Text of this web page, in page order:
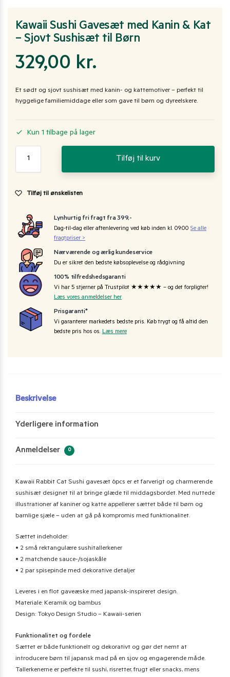
Kawaii Sushi Gavesæt med Kanin & Kat
– Sjovt Sushisæt til Børn
329,00 kr.
Et sødt og sjovt sushisæt med kanin- og kattemotiver – perfekt til
hyggelige familiemiddage eller som gave til børn og dyreelskere.
Kun 1 tilbage på lager
Tilføj til kurv
Tilføj til ønskelisten
Lynhurtig fri fragt fra 399,-
Dag-til-dag eller aftenlevering ved køb inden kl. 09:00 Se alle
fragtpriser >
Nærværende og ærlig kundeservice
Du er sikret den bedste købsoplevelse og rådgivning
100% tilfredshedsgaranti
Vi har 5 stjerner på Trustpilot ★★★★★ – og det forpligter!
Læs vores anmeldelser her
Prisgaranti*
Vi garanterer markedets bedste pris. Køb trygt og få altid den
bedste pris hos os. Læs mere
Beskrivelse
Yderligere information
Anmeldelser 0
Kawaii Rabbit Cat Sushi gavesæt 6pcs er et farverigt og charmerende
sushisæt designet til at bringe glæde til middagsbordet. Med nuttede
illustrationer af kaniner og katte appellerer sættet både til børn og
barnlige sjæle – uden at gå på kompromis med funktionalitet.
Sættet indeholder:
• 2 små rektangulære sushitallerkener
• 2 matchende sauce-/sojaskåle
• 2 par spisepinde med dekorative detaljer
Leveres i en flot gaveæske med japansk-inspireret design.
Materiale: Keramik og bambus
Design: Tokyo Design Studio – Kawaii-serien
Funktionalitet og fordele
Sættet er både funktionelt og dekorativt og gør det nemt at
introducere børn til japansk mad på en sjov og engagerende måde.
Tallerkenerne er perfekte til sushi, risretter, frugt eller snacks, mens